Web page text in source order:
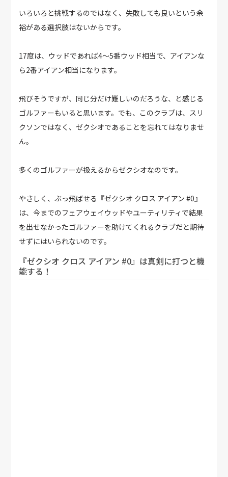
いろいろと挑戦するのではなく、失敗しても良いという余
裕がある選択肢はないからです。
17度は、ウッドであれば4～5番ウッド相当で、アイアンな
ら2番アイアン相当になります。
飛びそうですが、同じ分だけ難しいのだろうな、と感じる
ゴルファーもいると思います。でも、このクラブは、スリ
クソンではなく、ゼクシオであることを忘れてはなりませ
ん。
多くのゴルファーが扱えるからゼクシオなのです。
やさしく、ぶっ飛ばせる『ゼクシオ クロス アイアン #0』
は、今までのフェアウェイウッドやユーティリティで結果
を出せなかったゴルファーを助けてくれるクラブだと期待
せずにはいられないのです。
『ゼクシオ クロス アイアン #0』は真剣に打つと機
能する！